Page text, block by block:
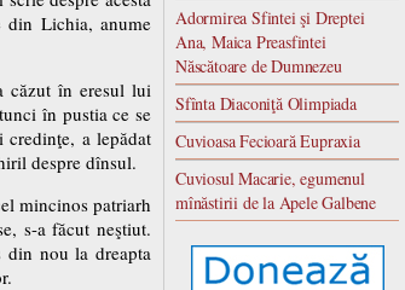
Adormirea Sfintei şi Dreptei
Ana, Maica Preasfintei
Născătoare de Dumnezeu
Sfînta Diaconiţă Olimpiada
Cuvioasa Fecioară Eupraxia
Cuviosul Macarie, egumenul
mînăstirii de la Apele Galbene
Lichia, anume
căzut în eresul lui
în pustia ce se
a lepădat
despre dînsul.
mincinos patriarh
s-a făcut neştiut.
din nou la dreapta